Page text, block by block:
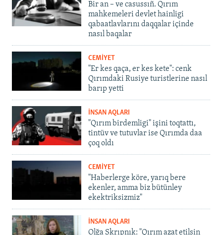
Bir an – ve casussıñ. Qırım
mahkemeleri devlet hainligi
qabaatlavlarını daqqalar içinde
nasıl baqalar
CEMİYET
"Er kes qaça, er kes kete": cenk
Qırımdaki Rusiye turistlerine nasıl
barıp yetti
İNSAN AQLARI
"Qırım birdemligi" işini toqtattı,
tintüv ve tutuvlar ise Qırımda daa
çoq oldı
CEMİYET
"Haberlerge köre, yarıq bere
ekenler, amma biz bütünley
ekektriksizmiz"
İNSAN AQLARI
Olğa Skrıpnık: "Qırım azat etilsin